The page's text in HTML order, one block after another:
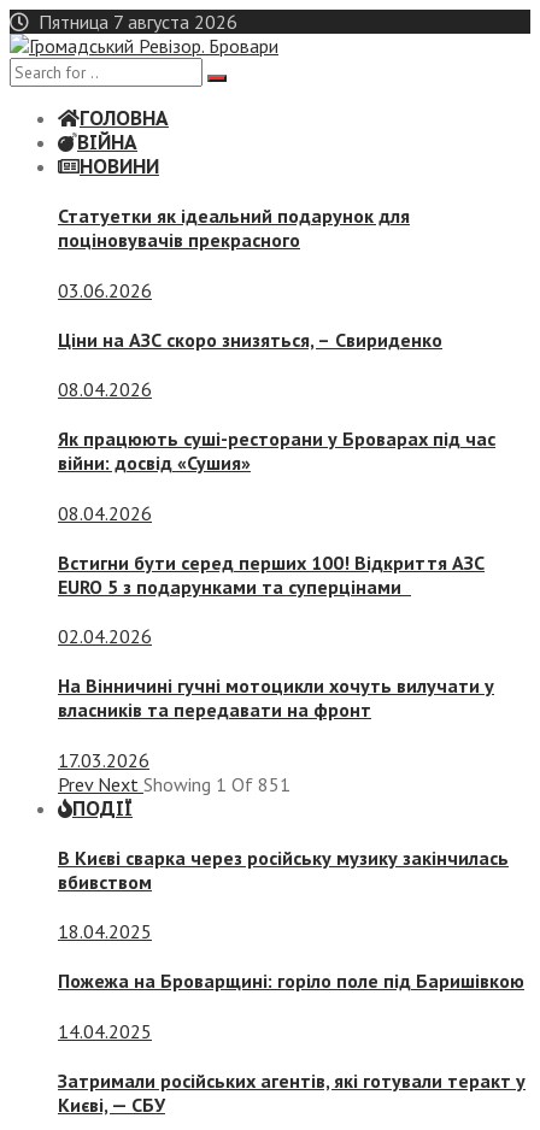
Skip
to
content
Пятница 7 августа 2026
ГОЛОВНА
ВІЙНА
НОВИНИ
Статуетки як ідеальний подарунок для
поціновувачів прекрасного
03.06.2026
Ціни на АЗС скоро знизяться, – Свириденко
08.04.2026
Як працюють суші-ресторани у Броварах під час
війни: досвід «Сушия»
08.04.2026
Встигни бути серед перших 100! Відкриття АЗС
EURO 5 з подарунками та суперцінами
02.04.2026
На Вінничині гучні мотоцикли хочуть вилучати у
власників та передавати на фронт
17.03.2026
Prev Next Showing 1 Of 851
ПОДІЇ
В Києві сварка через російську музику закінчилась
вбивством
18.04.2025
Пожежа на Броварщині: горіло поле під Баришівкою
14.04.2025
Затримали російських агентів, які готували теракт у
Києві, — СБУ